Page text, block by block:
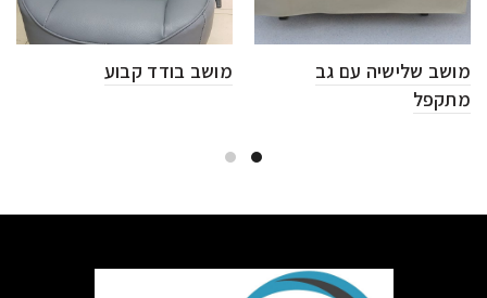
מושב שלישיה עם גב
מתקפל
מושב בודד קבוע